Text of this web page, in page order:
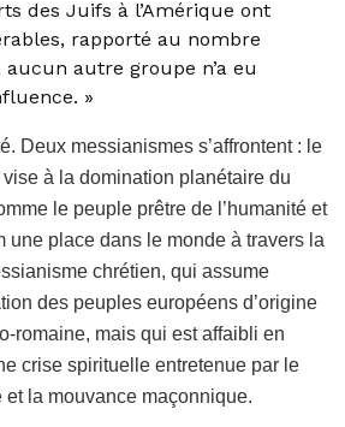
des Juifs à l’Amérique ont
rapporté au nombre
aucun autre groupe n’a eu
»
Deux messianismes s’affrontent : le
à la domination planétaire du
le peuple prêtre de l’humanité et
une place dans le monde à travers la
chrétien, qui assume
des peuples européens d’origine
romaine, mais qui est affaibli en
crise spirituelle entretenue par le
la mouvance maçonnique.